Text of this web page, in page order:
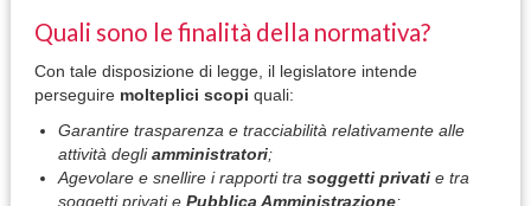
Quali sono le finalità della normativa?
Con tale disposizione di legge, il legislatore intende
perseguire molteplici scopi quali:
Garantire trasparenza e tracciabilità relativamente alle
attività degli amministratori;
Agevolare e snellire i rapporti tra soggetti privatie tra
soggetti privati e Pubblica Amministrazione;